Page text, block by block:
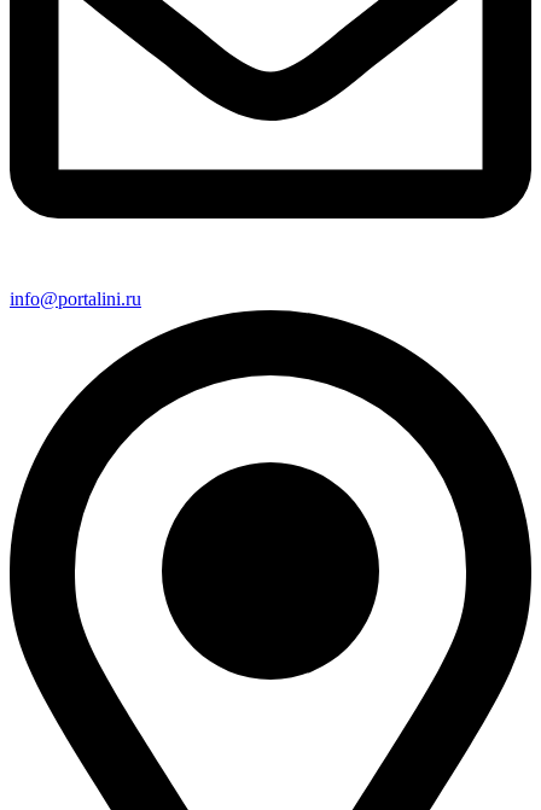
info@portalini.ru